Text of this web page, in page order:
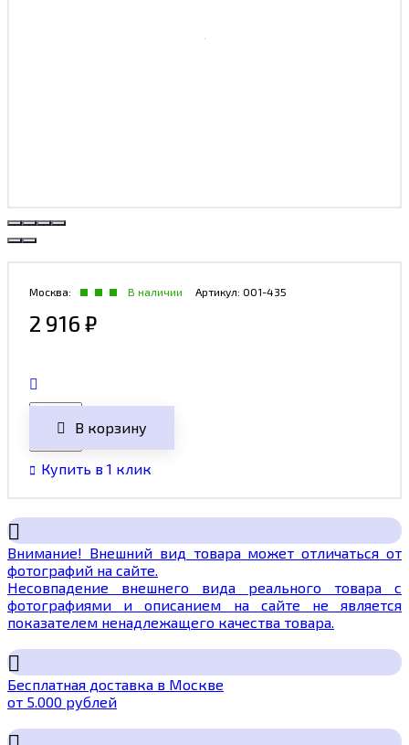
Артикул: 001-435
Москва: В наличии
2 916 ₽
В корзину
Купить в 1 клик
Внимание! Внешний вид товара может отличаться от
фотографий на сайте.
Несовпадение внешнего вида реального товара с
фотографиями и описанием на сайте не является
показателем ненадлежащего качества товара.
Бесплатная доставка в Москве
от 5.000 рублей